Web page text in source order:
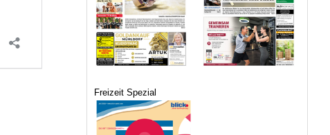
Freizeit Spezial